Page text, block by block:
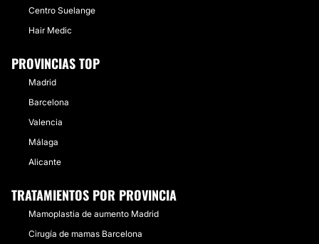
Centro Suelange
Hair Medic
PROVINCIAS TOP
Madrid
Barcelona
Valencia
Málaga
Alicante
TRATAMIENTOS POR PROVINCIA
Mamoplastia de aumento Madrid
Cirugía de mamas Barcelona